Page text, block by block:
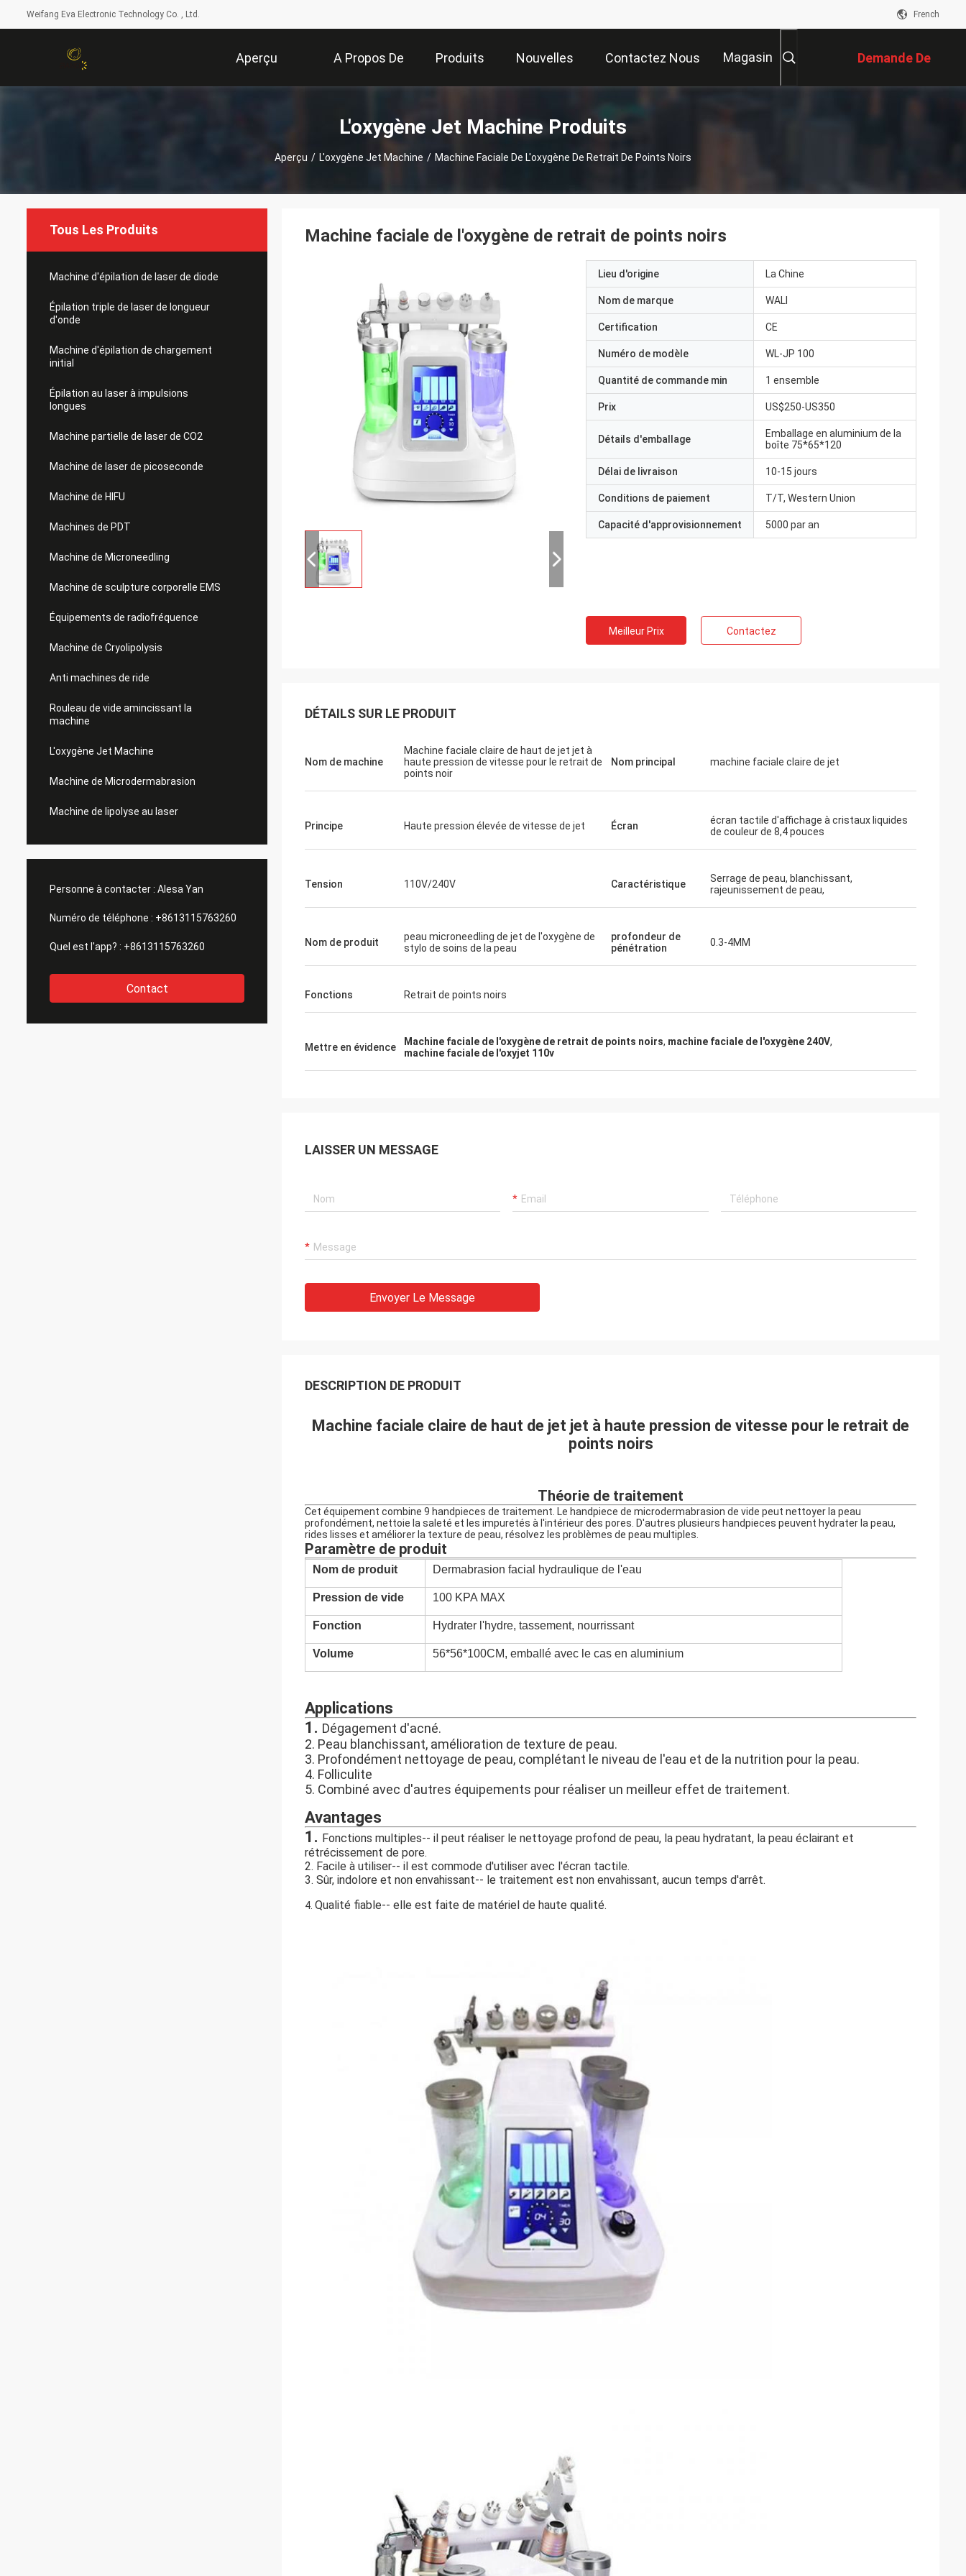
Weifang Eva Electronic Technology Co. , Ltd. French
Aperçu A Propos De
Nous
Produits Nouvelles Contactez Nous Magasin Demande De
Soumission
L'oxygène Jet Machine Produits
Aperçu / L'oxygène Jet Machine / Machine Faciale De L'oxygène De Retrait De Points Noirs
Tous Les Produits
Machine d'épilation de laser de diode
Épilation triple de laser de longueur
d'onde
Machine d'épilation de chargement
initial
Épilation au laser à impulsions
longues
Machine partielle de laser de CO2
Machine de laser de picoseconde
Machine de HIFU
Machines de PDT
Machine de Microneedling
Machine de sculpture corporelle EMS
Équipements de radiofréquence
Machine de Cryolipolysis
Anti machines de ride
Rouleau de vide amincissant la
machine
L'oxygène Jet Machine
Machine de Microdermabrasion
Machine de lipolyse au laser
Personne à contacter : Alesa Yan
Numéro de téléphone : +8613115763260
Quel est l'app? : +8613115763260
Contact
Machine faciale de l'oxygène de retrait de points noirs
Lieu d'origine La Chine
Nom de marque WALI
Certification CE
Numéro de modèle WL-JP 100
Quantité de commande min 1 ensemble
Prix US$250-US350
Détails d'emballage
Emballage en aluminium de la
boîte 75*65*120
Délai de livraison 10-15 jours
Conditions de paiement T/T, Western Union
Capacité d'approvisionnement 5000 par an
Meilleur Prix Contactez
DÉTAILS SUR LE PRODUIT
Nom de machine
Machine faciale claire de haut de jet jet à
haute pression de vitesse pour le retrait de
points noir
Nom principal machine faciale claire de jet
Principe Haute pression élevée de vitesse de jet Écran
écran tactile d'affichage à cristaux liquides
de couleur de 8,4 pouces
Tension 110V/240V Caractéristique
Serrage de peau, blanchissant,
rajeunissement de peau,
Nom de produit
peau microneedling de jet de l'oxygène de
stylo de soins de la peau
profondeur de
pénétration
0.3-4MM
Fonctions Retrait de points noirs
Mettre en évidence Machine faciale de l'oxygène de retrait de points noirs, machine faciale de l'oxygène 240V,
machine faciale de l'oxyjet 110v
LAISSER UN MESSAGE
Envoyer Le Message
DESCRIPTION DE PRODUIT
Machine faciale claire de haut de jet jet à haute pression de vitesse pour le retrait de
points noirs
Théorie de traitement
Cet équipement combine 9 handpieces de traitement. Le handpiece de microdermabrasion de vide peut nettoyer la peau
profondément, nettoie la saleté et les impuretés à l'intérieur des pores. D'autres plusieurs handpieces peuvent hydrater la peau,
rides lisses et améliorer la texture de peau, résolvez les problèmes de peau multiples.
Paramètre de produit
Nom de produit Dermabrasion facial hydraulique de l'eau
Pression de vide 100 KPA MAX
Fonction Hydrater l'hydre, tassement, nourrissant
Volume 56*56*100CM, emballé avec le cas en aluminium
Applications
1. Dégagement d'acné.
2. Peau blanchissant, amélioration de texture de peau.
3. Profondément nettoyage de peau, complétant le niveau de l'eau et de la nutrition pour la peau.
4. Folliculite
5. Combiné avec d'autres équipements pour réaliser un meilleur effet de traitement.
Avantages
1. Fonctions multiples-- il peut réaliser le nettoyage profond de peau, la peau hydratant, la peau éclairant et
rétrécissement de pore.
2. Facile à utiliser-- il est commode d'utiliser avec l'écran tactile.
3. Sûr, indolore et non envahissant-- le traitement est non envahissant, aucun temps d'arrêt.
4. Qualité fiable-- elle est faite de matériel de haute qualité.